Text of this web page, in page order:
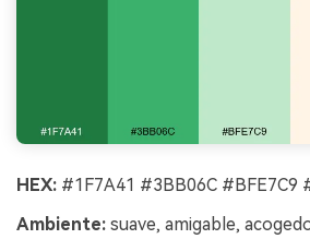
HEX: #1F7A41 #3BB06C #BFE7C9
Ambiente: suave, amigable,